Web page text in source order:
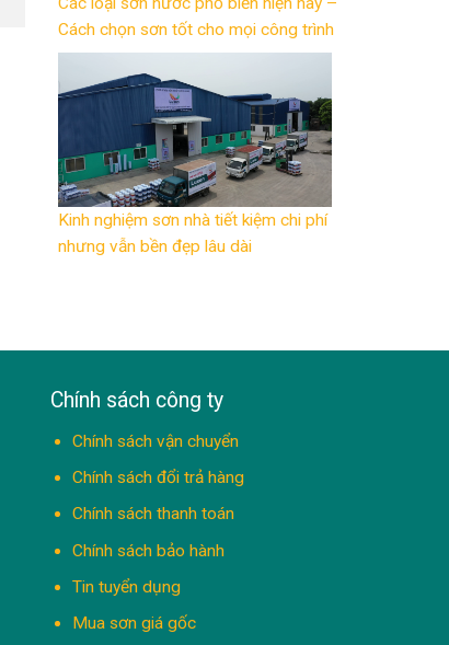
Cách chọn sơn tốt cho mọi công trình
Kinh nghiệm sơn nhà tiết kiệm chi phí
nhưng vẫn bền đẹp lâu dài
Chính sách công ty
Chính sách vận chuyển
Chính sách đổi trả hàng
Chính sách thanh toán
Chính sách bảo hành
Tin tuyển dụng
Mua sơn giá gốc